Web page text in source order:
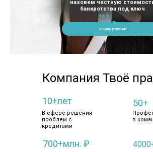
Узнать решение
назовем честную
банкротства под ключ
за 5
минут
Компания Твоё
10+лет
В сфере решения
проблем с
кредитами
50+
в
700+млн. ₽